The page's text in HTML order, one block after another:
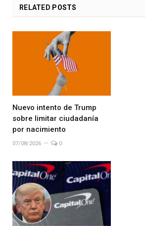
RELATED POSTS
Nuevo intento de Trump
sobre limitar ciudadanía
por nacimiento
07/08/2026 0